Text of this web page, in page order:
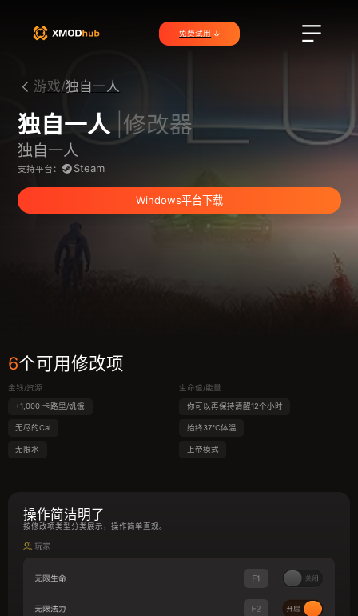
免费试用
游戏/独自一人
独自一人 |修改器
独自一人
支持平台： Steam
Windows平台下载
6个可用修改项
金钱/资源
+1,000 卡路里/饥饿
无尽的Cal
无限水
生命值/能量
你可以再保持清醒12个小时
始终37°C体温
上帝模式
操作简洁明了
按修改项类型分类展示，操作简单直观。